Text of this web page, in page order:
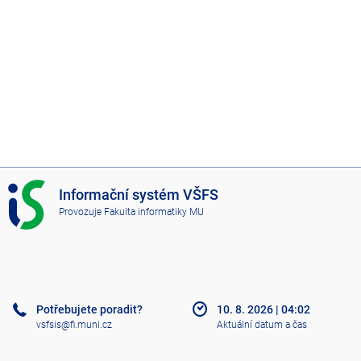
I
S
V
Informační systém VŠFS
Provozuje Fakulta informatiky MU
Potřebujete poradit?
vsfsis@fi.muni.cz
10. 8. 2026 | 04:02
Aktuální datum a čas